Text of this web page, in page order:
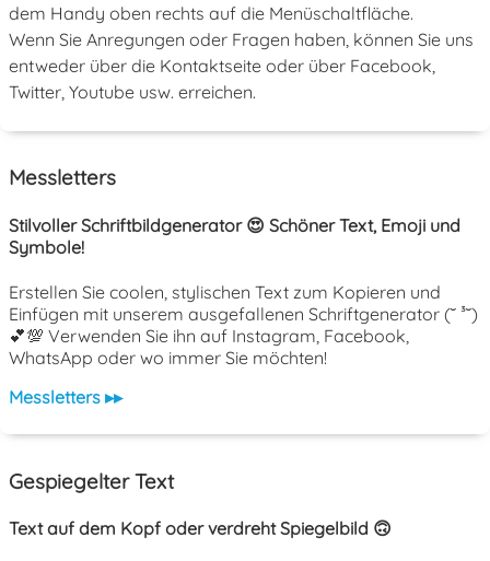
dem Handy oben rechts auf die Menüschaltfläche.
Wenn Sie Anregungen oder Fragen haben, können Sie uns
entweder über die Kontaktseite oder über Facebook,
Twitter, Youtube usw. erreichen.
Messletters
Stilvoller Schriftbildgenerator 😍 Schöner Text, Emoji und
Symbole!
Erstellen Sie coolen, stylischen Text zum Kopieren und
Einfügen mit unserem ausgefallenen Schriftgenerator (˘ ³˘)
💕💯 Verwenden Sie ihn auf Instagram, Facebook,
WhatsApp oder wo immer Sie möchten!
Messletters ▸▸
Gespiegelter Text
Text auf dem Kopf oder verdreht Spiegelbild 🙃